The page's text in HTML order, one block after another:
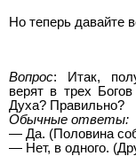
Но теперь давайте
Вопрос: Итак,
верят в трех
Духа? Правильно?
Обычные ответы:
— Да. (Половина
— Нет, в одного.